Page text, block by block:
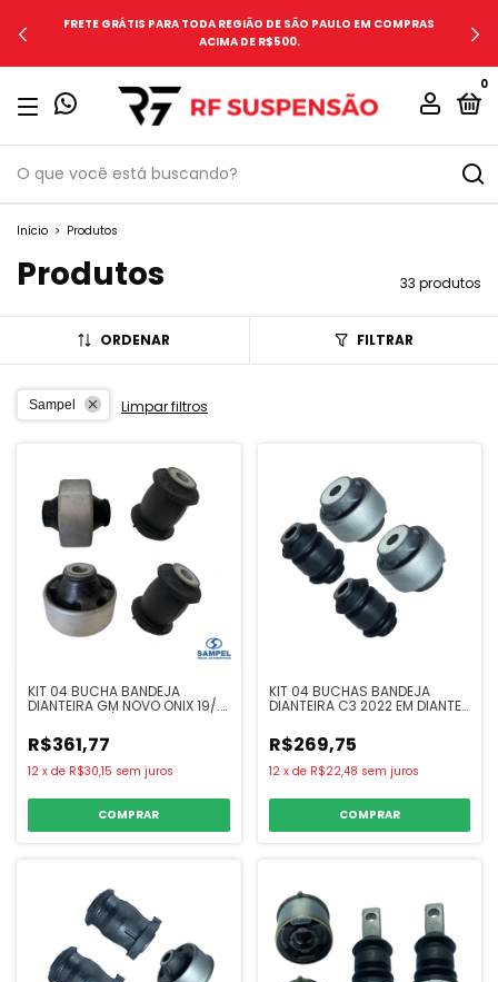
FRETE GRÁTIS PARA TODA REGIÃO DE SÃO PAULO EM COMPRAS
ACIMA DE R$500.
0
Início > Produtos
Produtos 33 produtos
ORDENAR FILTRAR
Sampel Limpar filtros
KIT 04 BUCHA BANDEJA
DIANTEIRA GM NOVO ONIX 19/...
R$361,77
12 x de R$30,15 sem juros
COMPRAR
KIT 04 BUCHAS BANDEJA
DIANTEIRA C3 2022 EM DIANTE
R$269,75
12 x de R$22,48 sem juros
COMPRAR